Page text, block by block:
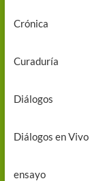
Crónica
Curaduría
Diálogos
Diálogos en Vivo
ensayo